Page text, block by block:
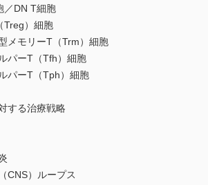
DN T細胞
）細胞
モリーT（Trm）細胞
ーT（Tfh）細胞
ーT（Tph）細胞
する治療戦略
CNS）ループス